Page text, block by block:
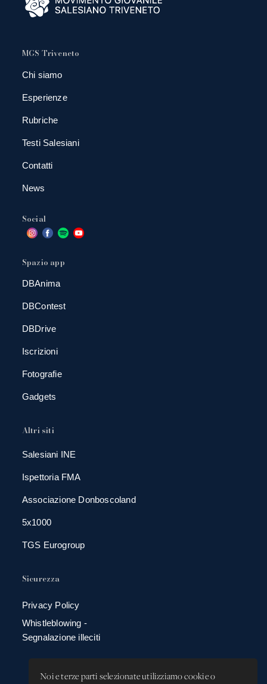
Noi e terze parti selezionate utilizziamo cookie o
MGS Triveneto
Chi siamo
Esperienze
Rubriche
Testi Salesiani
Contatti
News
Social
Spazio app
DBAnima
DBContest
DBDrive
Iscrizioni
Fotografie
Gadgets
Altri siti
Salesiani INE
Ispettoria FMA
Associazione Donboscoland
5x1000
TGS Eurogroup
Sicurezza
Privacy Policy
Whistleblowing -
Segnalazione illeciti